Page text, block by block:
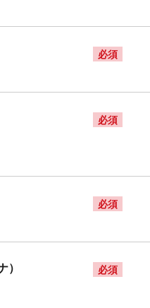
必須
必須
必須
） 必須